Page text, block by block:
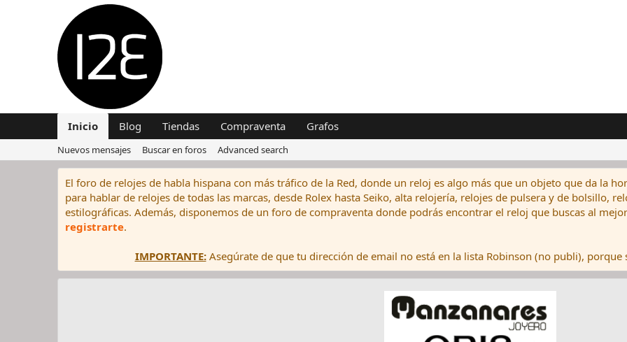
Inicio Blog Tiendas Compraventa Grafos
Nuevos mensajes Buscar en foros Advanced search
El foro de relojes de habla hispana con más tráfico de la Red, donde un reloj es algo más que un objeto que da la
para hablar de relojes de todas las marcas, desde Rolex hasta Seiko, alta relojería, relojes de pulsera y de bolsillo,
estilográficas. Además, disponemos de un foro de compraventa donde podrás encontrar el reloj que buscas al
registrarte.
IMPORTANTE:Asegúrate de que tu dirección de email no está en la lista Robinson (no publi), porque